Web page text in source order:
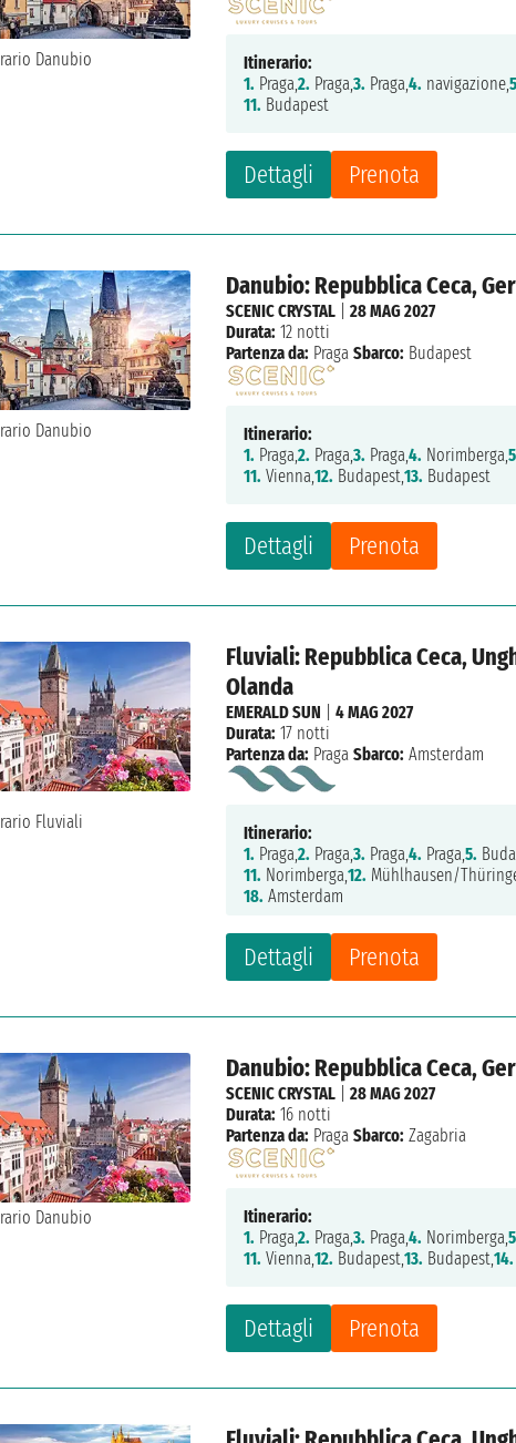
Dettagli Prenota
Itinerario:
1. Praga,2. Praga,3. Praga,4. navigazione,
11. Budapest
Danubio: Repubblica Ceca,
Dettagli Prenota
SCENIC CRYSTAL |28 MAG 2027
Durata: 12 notti
Partenza da: Praga Sbarco: Budapest
Itinerario:
1. Praga,2. Praga,3. Praga,4. Norimberga,
11. Vienna,12. Budapest,13. Budapest
Fluviali: Repubblica Ceca,
Olanda
Dettagli Prenota
EMERALD SUN |4 MAG 2027
Durata: 17 notti
Partenza da: Praga Sbarco: Amsterdam
Itinerario:
1. Praga,2. Praga,3. Praga,4. Praga,5.
11. Norimberga,12. Mühlhausen/
18. Amsterdam
Danubio: Repubblica Ceca,
Dettagli Prenota
SCENIC CRYSTAL |28 MAG 2027
Durata: 16 notti
Partenza da: Praga Sbarco: Zagabria
Itinerario:
1. Praga,2. Praga,3. Praga,4. Norimberga,
11. Vienna,12. Budapest,13. Budapest,14.